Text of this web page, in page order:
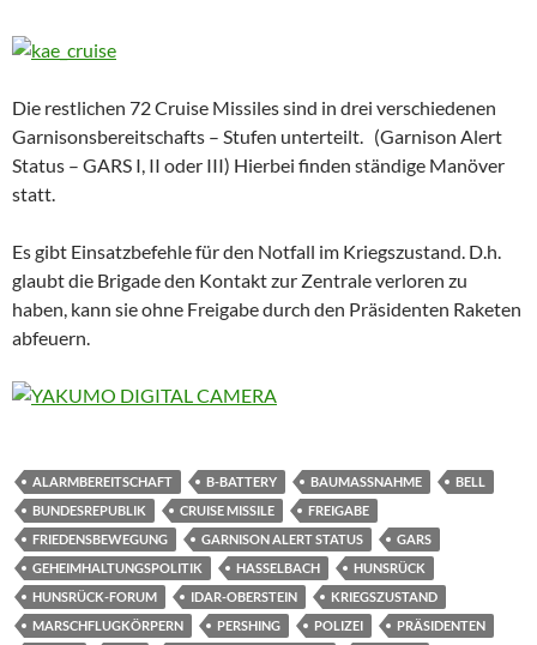
Die restlichen 72 Cruise Missiles sind in drei verschiedenen
Garnisonsbereitschafts – Stufen unterteilt. (Garnison Alert
Status – GARS I, II oder III) Hierbei finden ständige Manöver
statt.
Es gibt Einsatzbefehle für den Notfall im Kriegszustand. D.h.
glaubt die Brigade den Kontakt zur Zentrale verloren zu
haben, kann sie ohne Freigabe durch den Präsidenten Raketen
abfeuern.
ALARMBEREITSCHAFT B-BATTERY BAUMASSNAHME
BELL
BUNDESREPUBLIK
CRUISE MISSILE
FREIGABE
FRIEDENSBEWEGUNG
GARNISON ALERT STATUS
GARS
GEHEIMHALTUNGSPOLITIK
HASSELBACH
HUNSRÜCK
HUNSRÜCK-FORUM
IDAR-OBERSTEIN
KRIEGSZUSTAND
MARSCHFLUGKÖRPERN
PERSHING POLIZEI
PRÄSIDENTEN